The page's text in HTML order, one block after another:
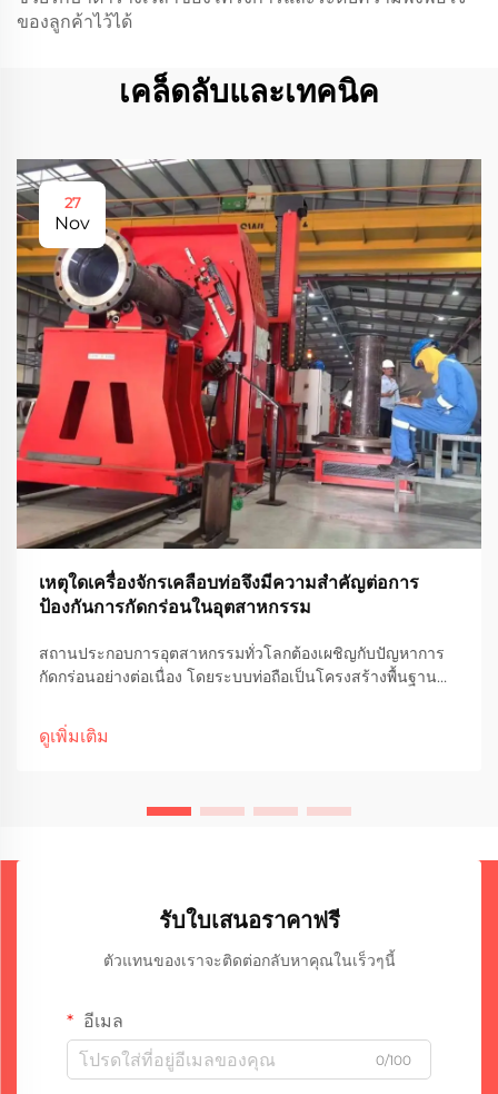
ของลูกค้าไว้ได้
เคล็ดลับและเทคนิค
27
Nov
เหตุใดเครื่องจักรเคลือบท่อจึงมีความสำคัญต่อการ
ป้องกันการกัดกร่อนในอุตสาหกรรม
สถานประกอบการอุตสาหกรรมทั่วโลกต้องเผชิญกับปัญหาการ
กัดกร่อนอย่างต่อเนื่อง โดยระบบท่อถือเป็นโครงสร้างพื้นฐาน
เชื่อมขั้นสูงมาใช้ได้เปลี่ยนโฉมวิธีที่อุตสาหกรรม...
ดูเพิ่มเติม
รับใบเสนอราคาฟรี
ตัวแทนของเราจะติดต่อกลับหาคุณในเร็วๆนี้
อีเมล
0/100